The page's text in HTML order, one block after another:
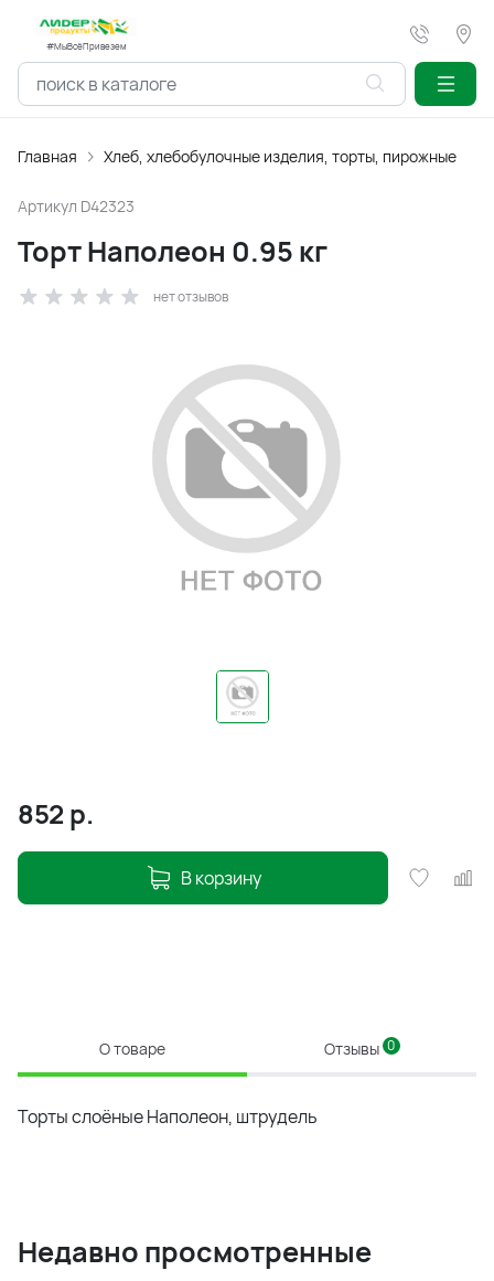
#МыВсёПривезем
Главная Хлеб, хлебобулочные изделия, торты, пирожные
Артикул D42323
Торт Наполеон 0.95 кг
нет отзывов
852 р.
В корзину
О товаре Отзывы 0
Торты слоёные Наполеон, штрудель
Недавно просмотренные